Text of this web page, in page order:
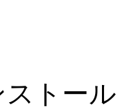
ストール